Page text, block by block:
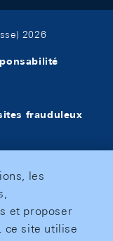
2026
frauduleux
les
et proposer
ce site utilise